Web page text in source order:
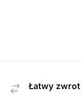
Łatwy zwrot